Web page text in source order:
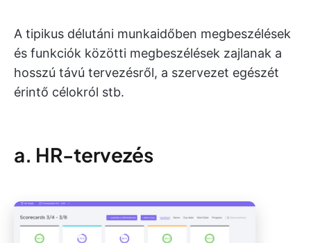
A tipikus délutáni munkaidőben megbeszélések
és funkciók közötti megbeszélések zajlanak a
hosszú távú tervezésről, a szervezet egészét
érintő célokról stb.
a. HR-tervezés